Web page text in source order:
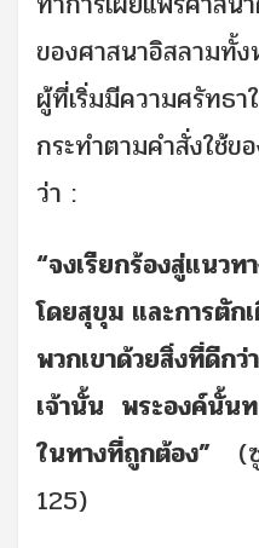
ของศาสนาอิสลามทั้
ผู้ที่เริ่มมีความศรัทธ
กระทำตามคำสั่งใช้
ว่า :
“จงเรียกร้องสู่แนวท
โดยสุขุม และการตัก
พวกเขาด้วยสิ่งที่ดีก
เจ้านั้น พระองค์นั้น
ในทางที่ถูกต้อง”
(
125)